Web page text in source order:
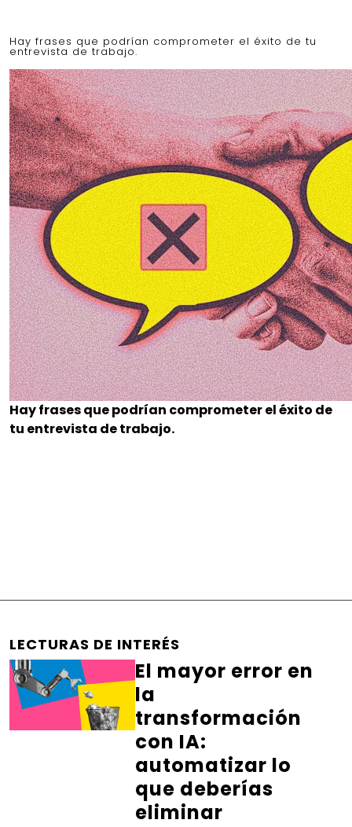
Hay frases que podrían comprometer el éxito de tu
entrevista de trabajo.
Hay frases que podrían comprometer el éxito de
tu entrevista de trabajo.
LECTURAS DE INTERÉS
El mayor error en
la
transformación
con IA:
automatizar lo
que deberías
eliminar